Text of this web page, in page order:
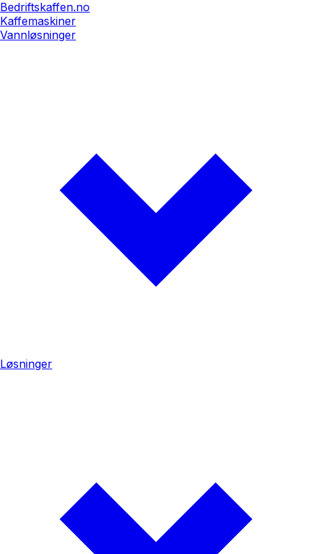
Bedriftskaffen.no
Kaffemaskiner
Vannløsninger
Løsninger